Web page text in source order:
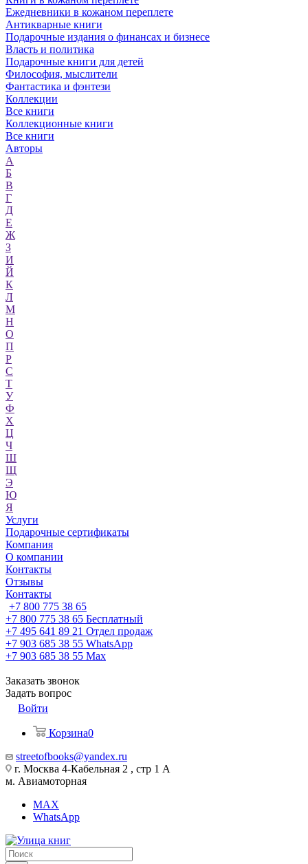
Ежедневники в кожаном переплете
Антикварные книги
Подарочные издания о финансах и бизнесе
Власть и политика
Подарочные книги для детей
Философия, мыслители
Фантастика и фэнтези
Коллекции
Все книги
Коллекционные книги
Все книги
Авторы
А
Б
В
Г
Д
Е
Ж
З
И
Й
К
Л
М
Н
О
П
Р
С
Т
У
Ф
Х
Ц
Ч
Ш
Щ
Э
Ю
Я
Услуги
Подарочные сертификаты
Компания
О компании
Контакты
Отзывы
Контакты
+7 800 775 38 65
+7 800 775 38 65 Бесплатный
+7 495 641 89 21 Отдел продаж
+7 903 685 38 55 WhatsApp
+7 903 685 38 55 Max
Заказать звонок
Задать вопрос
Войти
Корзина0
streetofbooks@yandex.ru
г. Москва 4-Кабельная 2 , стр 1 А
м. Авиамоторная
MAX
WhatsApp